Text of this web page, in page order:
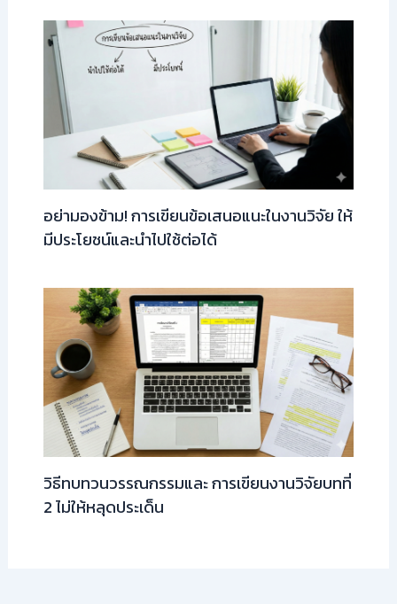
อย่ามองข้าม! การเขียนข้อเสนอแนะในงานวิจัย ให้
มีประโยชน์และนำไปใช้ต่อได้
วิธีทบทวนวรรณกรรมและ การเขียนงานวิจัยบทที่
2 ไม่ให้หลุดประเด็น